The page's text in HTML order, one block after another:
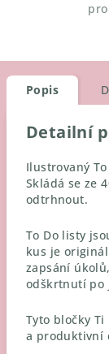
Popis
Detailní
Ilustrovaný
Skládá se ze
odtrhnout.
To Do listy
kus je
zapsání
odškrtnutí po
Tyto bločky
a produktivní